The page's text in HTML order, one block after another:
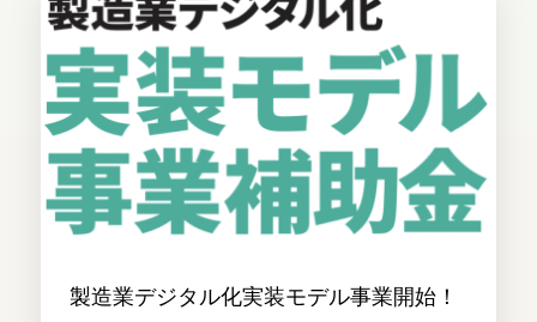
製造業デジタル化実装モデル事業開始！